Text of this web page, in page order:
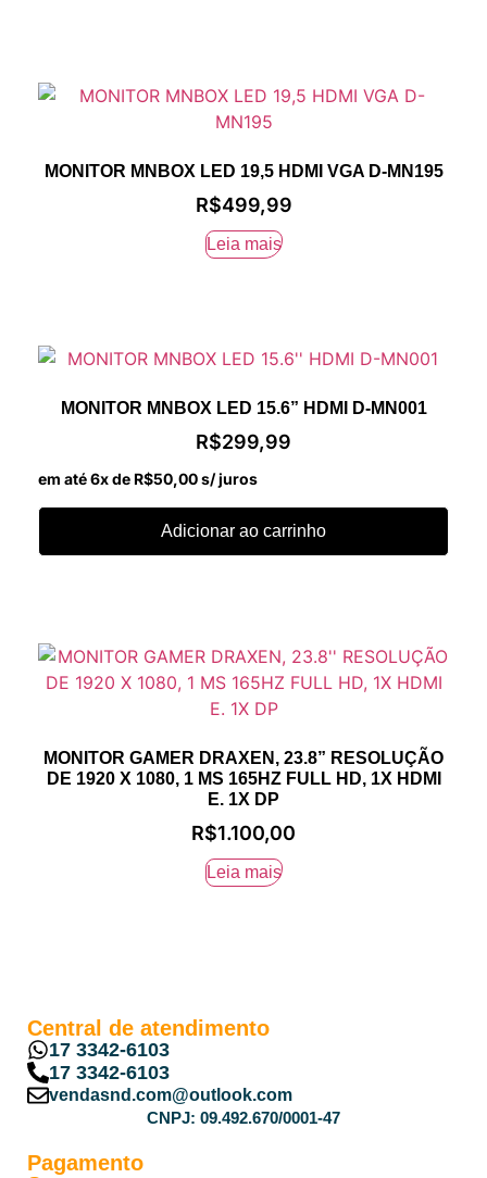
MONITOR MNBOX LED 19,5 HDMI VGA D-MN195
R$499,99
Leia mais
MONITOR MNBOX LED 15.6” HDMI D-MN001
R$299,99
em até 6x de R$50,00s/ juros
Adicionar ao carrinho
MONITOR GAMER DRAXEN, 23.8” RESOLUÇÃO
DE 1920 X 1080, 1 MS 165HZ FULL HD, 1X HDMI
E. 1X DP
R$1.100,00
Leia mais
Central de atendimento
17 3342-6103
17 3342-6103
vendasnd.com@outlook.com
CNPJ: 09.492.670/0001-47
Pagamento